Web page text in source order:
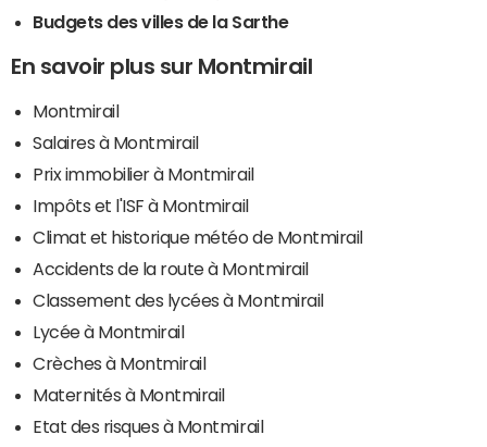
Budgets des villes de la Sarthe
En savoir plus sur Montmirail
Montmirail
Salaires à Montmirail
Prix immobilier à Montmirail
Impôts et l'ISF à Montmirail
Climat et historique météo de Montmirail
Accidents de la route à Montmirail
Classement des lycées à Montmirail
Lycée à Montmirail
Crèches à Montmirail
Maternités à Montmirail
Etat des risques à Montmirail